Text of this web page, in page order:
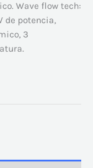
Wave flow tech:
de potencia,
3